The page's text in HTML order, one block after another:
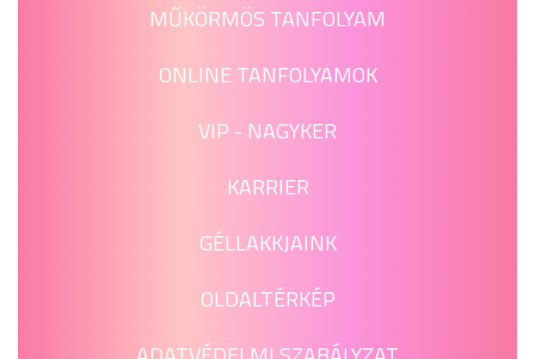
MŰKÖRMÖS TANFOLYAM
ONLINE TANFOLYAMOK
VIP - NAGYKER
KARRIER
GÉLLAKKJAINK
OLDALTÉRKÉP